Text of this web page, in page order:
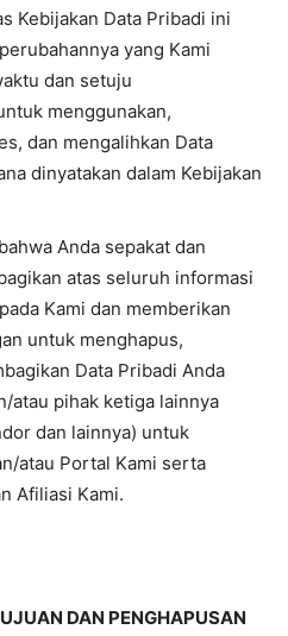
Kebijakan Data Pribadi ini
yang Kami
dan setuju
menggunakan,
dan mengalihkan Data
dinyatakan dalam Kebijakan
Anda sepakat dan
atas seluruh informasi
Kami dan memberikan
untuk menghapus,
Data Pribadi Anda
atau pihak ketiga lainnya
dan lainnya) untuk
atau Portal Kami serta
Afiliasi Kami.
DAN PENGHAPUSAN